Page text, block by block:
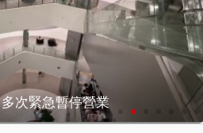
象／白海豚颱風龜速前進！ 周末